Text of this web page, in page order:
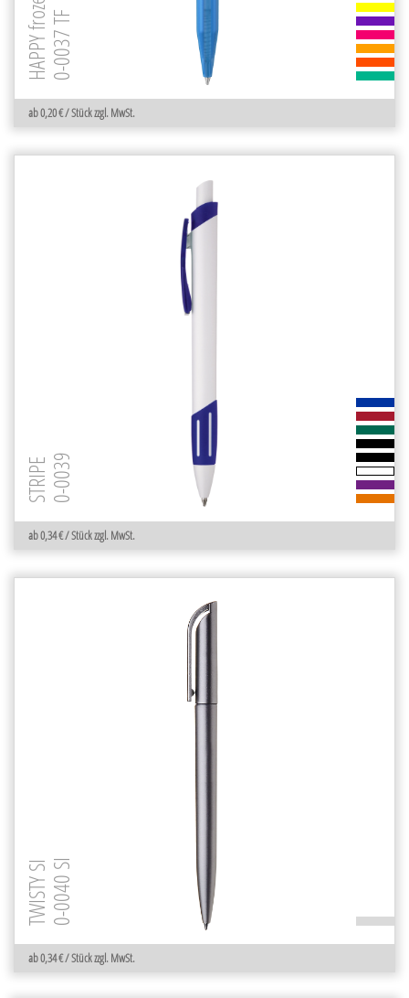
ab 0,20 € / Stück zzgl. MwSt.
HAPPY frozen0-0037 TF
ab 0,34 € / Stück zzgl. MwSt.
STRIPE0-0039
ab 0,34 € / Stück zzgl. MwSt.
TWISTY SI0-0040 SI